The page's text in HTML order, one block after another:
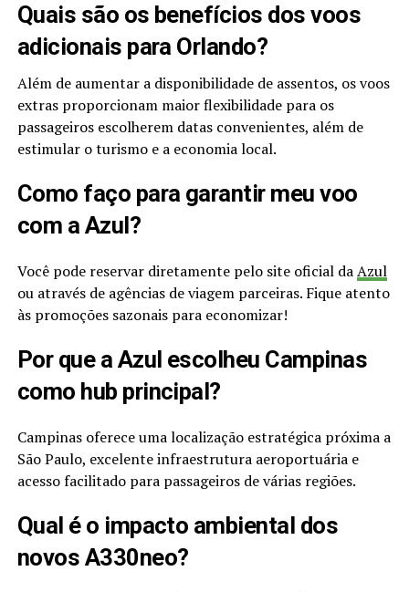
Quais são os benefícios dos voos
adicionais para Orlando?
Além de aumentar a disponibilidade de assentos, os voos
extras proporcionam maior flexibilidade para os
passageiros escolherem datas convenientes, além de
estimular o turismo e a economia local.
Como faço para garantir meu voo
com a Azul?
Você pode reservar diretamente pelo site oficial daAzul
ou através de agências de viagem parceiras. Fique atento
às promoções sazonais para economizar!
Por que a Azul escolheu Campinas
como hub principal?
Campinas oferece uma localização estratégica próxima a
São Paulo, excelente infraestrutura aeroportuária e
acesso facilitado para passageiros de várias regiões.
Qual é o impacto ambiental dos
novos A330neo?